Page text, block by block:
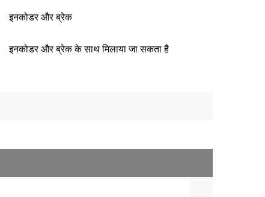
इनकोडर और ब्रेक
इनकोडर और ब्रेक के साथ मिलाया जा सकता है